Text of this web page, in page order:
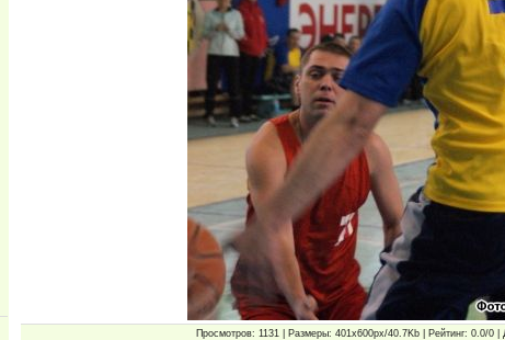
Просмотров: 1131 | Размеры: 401x600px/40.7Kb | Рейтинг: 0.0/0 |